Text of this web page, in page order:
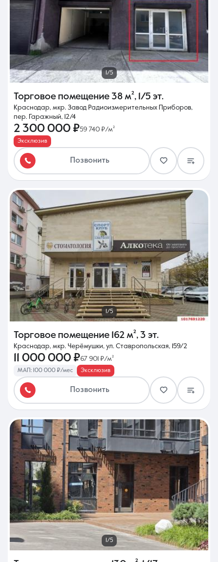
1/5
Торговое помещение 38 м², 1/5 эт.
Краснодар, мкр. Завод Радиоизмерительных Приборов,
пер. Гаражный, 12/4
2 300 000 ₽59 740 ₽/м²
Эксклюзив
Позвонить
1/5
Торговое помещение 162 м², 3 эт.
Краснодар, мкр. Черёмушки, ул. Ставропольская, 159/2
11 000 000 ₽67 901 ₽/м²
МАП: 100 000 ₽/мес Эксклюзив
Позвонить
1/5